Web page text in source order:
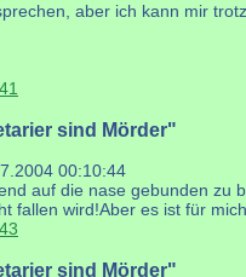
aber ich kann mir
sind Mörder"
00:10:44
auf die nase gebunden zu
fallen wird!Aber es ist für
sind Mörder"